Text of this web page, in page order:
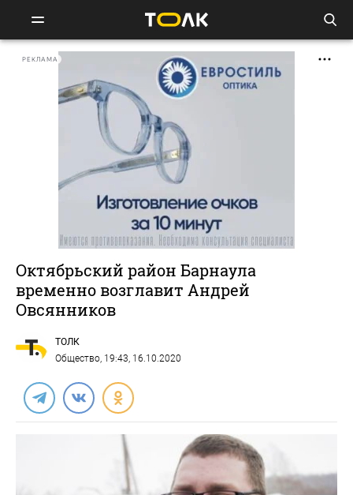
РЕКЛАМА
Октябрьский район Барнаула
временно возглавит Андрей
Овсянников
ТОЛК
Общество, 19:43, 16.10.2020